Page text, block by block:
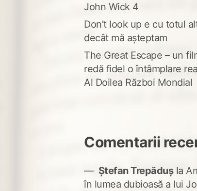
John Wick 4
Don’t look up e cu totul
decât mă așteptam
The Great Escape – un
redă fidel o întâmplare
Al Doilea Război Mondial
Comentarii
Ștefan Trepădușla
în lumea dubioasă a lui